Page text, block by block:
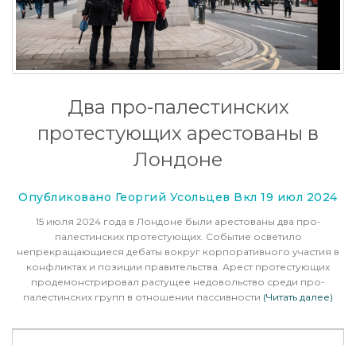
Два про-палестинских
протестующих арестованы в
Лондоне
Опубликовано Георгий Усольцев Вкл 19 июл 2024
15 июля 2024 года в Лондоне были арестованы два про-
палестинских протестующих. Событие осветило
непрекращающиеся дебаты вокруг корпоративного участия в
конфликтах и позиции правительства. Арест протестующих
продемонстрировал растущее недовольство среди про-
палестинских групп в отношении пассивности (Читать далее)